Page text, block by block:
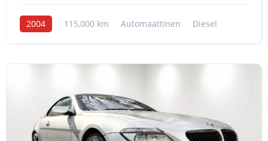
2004 115,000 km Automaattinen Diesel